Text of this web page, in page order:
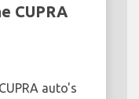
CUPRA
auto's